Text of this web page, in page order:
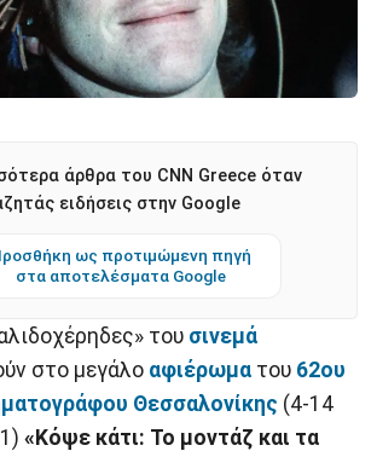
άρθρα του CNN Greece όταν
ειδήσεις στην Google
ως προτιμώμενη πηγή
στα αποτελέσματα Google
του σινεμά
στο μεγάλο αφιέρωμα του 62oυ
Θεσσαλονίκης (4-14
«Κόψε κάτι: Το μοντάζ και τα